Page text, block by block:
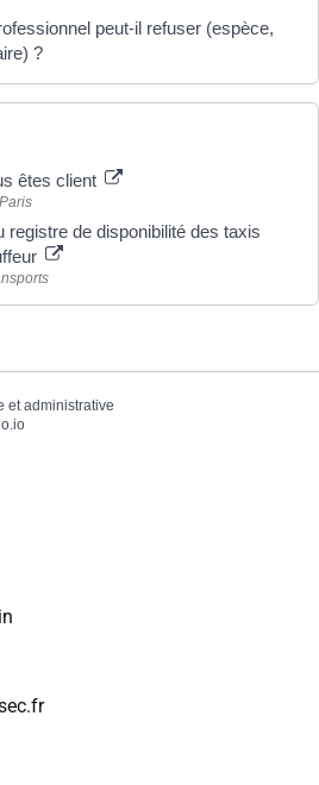
peut-il refuser (espèce,
?
êtes client
registre de disponibilité des taxis
et administrative